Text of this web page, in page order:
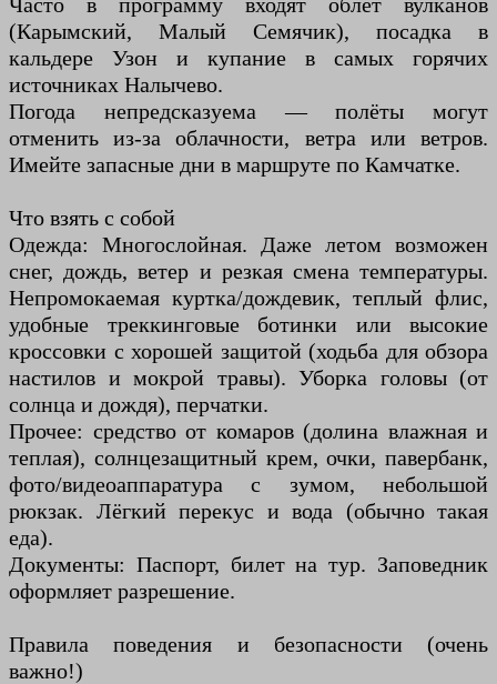
(Карымский, Малый Семячик), посадка в
кальдере Узон и купание в самых горячих
источниках Налычево.
Погода непредсказуема — полёты могут
отменить из-за облачности, ветра или ветров.
Имейте запасные дни в маршруте по Камчатке.
Что взять с собой
Одежда: Многослойная. Даже летом возможен
снег, дождь, ветер и резкая смена температуры.
Непромокаемая куртка/дождевик, теплый флис,
удобные треккинговые ботинки или высокие
кроссовки с хорошей защитой (ходьба для обзора
настилов и мокрой травы). Уборка головы (от
солнца и дождя), перчатки.
Прочее: средство от комаров (долина влажная и
теплая), солнцезащитный крем, очки, павербанк,
фото/видеоаппаратура с зумом, небольшой
рюкзак. Лёгкий перекус и вода (обычно такая
еда).
Документы: Паспорт, билет на тур. Заповедник
оформляет разрешение.
Правила поведения и безопасности (очень
важно!)